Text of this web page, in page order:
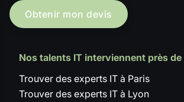
Obtenir mon devis
Nos talents IT interviennent près
Trouver des experts IT à Paris
Trouver des experts IT à Lyon